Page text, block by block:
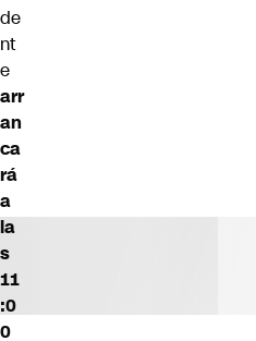
de
nt
e
arr
an
ca
rá
a
la
s
11
:0
0